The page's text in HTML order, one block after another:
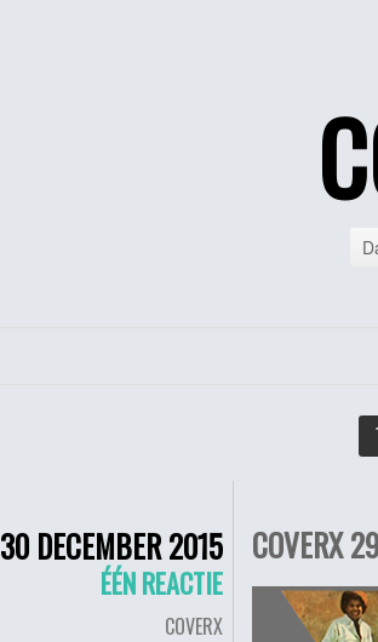
30 DECEMBER 2015
ÉÉN REACTIE
COVERX
COVERX